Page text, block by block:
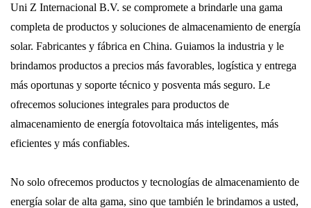
Uni Z Internacional B.V. se compromete a brindarle una gama
completa de productos y soluciones de almacenamiento de energía
solar. Fabricantes y fábrica en China. Guiamos la industria y le
brindamos productos a precios más favorables, logística y entrega
más oportunas y soporte técnico y posventa más seguro. Le
ofrecemos soluciones integrales para productos de
almacenamiento de energía fotovoltaica más inteligentes, más
eficientes y más confiables.
No solo ofrecemos productos y tecnologías de almacenamiento de
energía solar de alta gama, sino que también le brindamos a usted,